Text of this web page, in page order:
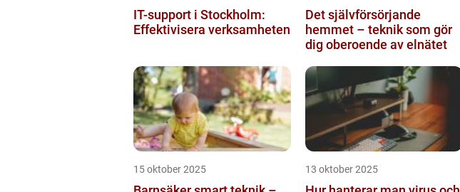
IT-support i Stockholm:
Effektivisera verksamheten
Det självförsörjande
hemmet – teknik som gör
dig oberoende av elnätet
15 oktober 2025 13 oktober 2025